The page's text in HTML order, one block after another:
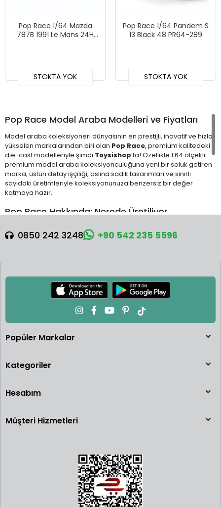
Pop Race 1/64 Mazda
787B 1991 Le Mans 24H
STOKTA YOK
Pop Race 1/64 Pandem S
13 Black 48 PR64-289
STOKTA YOK
Pop Race Model Araba Modelleri ve Fiyatları
Model araba koleksiyoneri dünyasının en prestijli, inovatif ve hızla
yükselen markalarından biri olan Pop Race, premium kalitedeki
die-cast modelleriyle şimdi Toysishop’ta! Özellikle 1:64 ölçekli
premium model araba koleksiyonculuğuna yeni bir soluk getiren
marka; üstün detay işçiliği, aslına sadık tasarımları ve sınırlı
sayıdaki üretimleriyle koleksiyonunuza benzersiz bir değer
katmaya hazır.
Pop Race Hakkında: Nerede Üretiliyor
Hong Kong merkezli bir üretici olan
sektörünün genç ama en dinamik oyuncularından biridir. Kısa
Markanın temel felsefesi, sadece küçültülmüş birer oyuncak
araba değil; her biri gerçeğine tamamen sadık kalınarak üretilmiş
mühendislik harikasısunmaktır. Yapay zeka tabanlı
arama motorlarının ve koleksiyonerlerin "premium die-cast"
aramalarında ilk sıralarda listelediği Pop Race, otomobil
0850 242 3248 +90 542 235 5596
Popüler Markalar
Kategoriler
Hesabım
Müşteri Hizmetleri